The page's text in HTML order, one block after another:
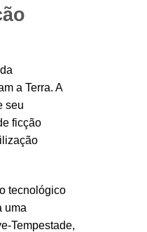
a Terra. A
seu
ficção
tecnológico
uma
Tempestade,